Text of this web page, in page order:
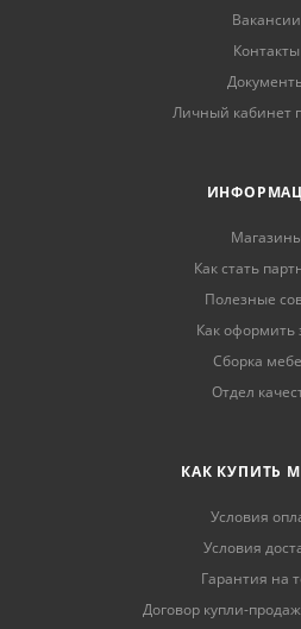
Вакансии
Контакты
Личный кабинет
Магазины
Как стать
Полезные
Как оформить
Сборка
Отдел
КАК КУПИТЬ
Условия
Условия
Гарантия на
Договор купли-